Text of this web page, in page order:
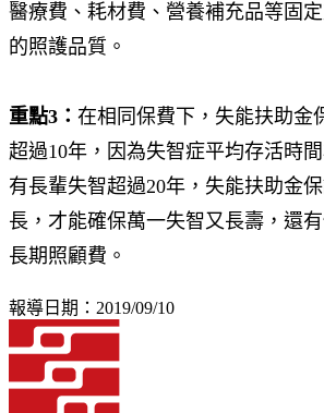
醫療費、耗材費、營養補充品等固
的照護品質。
重點3： 在相同保費下，失能扶助金
超過10年，因為失智症平均存活時
有長輩失智超過20年，失能扶助金
長，才能確保萬一失智又長壽，還
長期照顧費。
報導日期：2019/09/10